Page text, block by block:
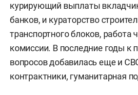
Также добавим, что в текущем
Татарстана есть совсем уж
назначенные руководители,
что об оценке их деятельности
нечего. В их числе, например,
курирующий выплаты
банков, и кураторство
транспортного блоков, работа
комиссии. В последние годы к
вопросов добавилась еще и
контрактники, гуманитарная